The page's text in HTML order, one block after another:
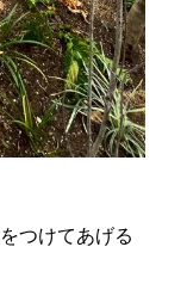
つけてあげる